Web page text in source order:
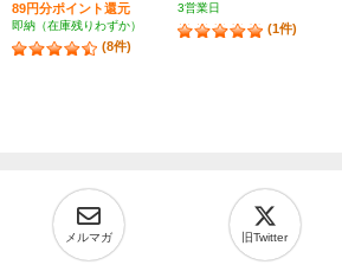
89円分ポイント還元
即納（在庫残りわずか）
(8件)
3営業日
(1件)
メルマガ 旧Twitter